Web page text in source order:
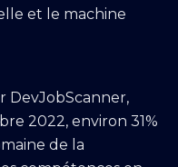
et le machine
DevJobScanner,
2022, environ 31%
de la